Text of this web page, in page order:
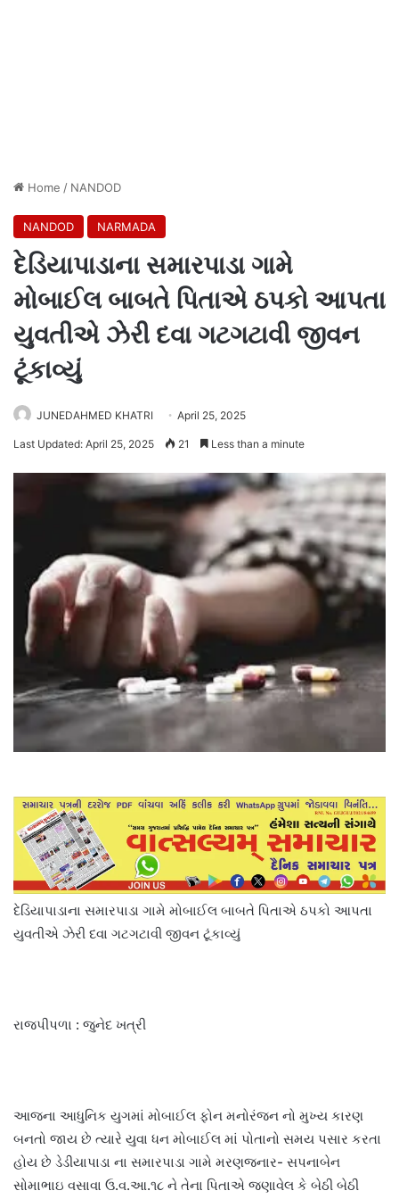
Home / NANDOD
NANDOD NARMADA
દેડિયાપાડાના સમારપાડા ગામે
મોબાઈલ બાબતે પિતાએ ઠપકો આપતા
યુવતીએ ઝેરી દવા ગટગટાવી જીવન
ટૂંકાવ્યું
JUNEDAHMED KHATRI April 25, 2025
Last Updated: April 25, 2025 21 Less than a minute
દેડિયાપાડાના સમારપાડા ગામે મોબાઈલ બાબતે પિતાએ ઠપકો આપતા
યુવતીએ ઝેરી દવા ગટગટાવી જીવન ટૂંકાવ્યું
રાજપીપળા : જુનેદ ખત્રી
આજના આધુનિક યુગમાં મોબાઈલ ફોન મનોરંજન નો મુખ્ય કારણ
બનતો જાય છે ત્યારે યુવા ધન મોબાઈલ માં પોતાનો સમય પસાર કરતા
હોય છે ડેડીયાપાડા ના સમારપાડા ગામે મરણજનાર- સપનાબેન
સોમાભાઇ વસાવા ઉ.વ.આ.૧૮ ને તેના પિતાએ જણાવેલ કે બેઠી બેઠી